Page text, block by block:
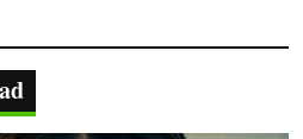
y
Li
nk